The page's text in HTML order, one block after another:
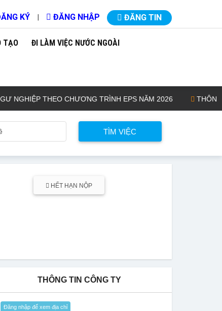
KÝ | ĐĂNG NHẬP ĐĂNG TIN
TẠO ĐI LÀM VIỆC NƯỚC NGOÀI
THEO CHƯƠNG TRÌNH EPS NĂM 2026 THÔNG
HẾT HẠN NỘP
THÔNG TIN CÔNG TY
Đăng nhập để xem địa chỉ